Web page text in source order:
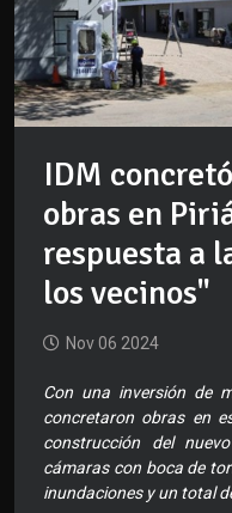
IDM
obras en
respuesta a
los vecinos"
Nov 06 2024
Con una inversión de
concretaron obras en
construcción del
cámaras con boca de
inundaciones y un total